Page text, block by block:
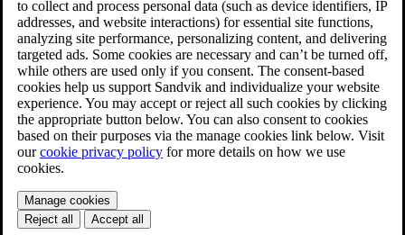
to collect and process personal data (such as device identifiers, IP
addresses, and website interactions) for essential site functions,
analyzing site performance, personalizing content, and delivering
targeted ads. Some cookies are necessary and can’t be turned off,
while others are used only if you consent. The consent-based
cookies help us support Sandvik and individualize your website
experience. You may accept or reject all such cookies by clicking
the appropriate button below. You can also consent to cookies
based on their purposes via the manage cookies link below. Visit
ourcookie privacy policy for more details on how we use
cookies.
Manage cookies
Reject all
Accept all